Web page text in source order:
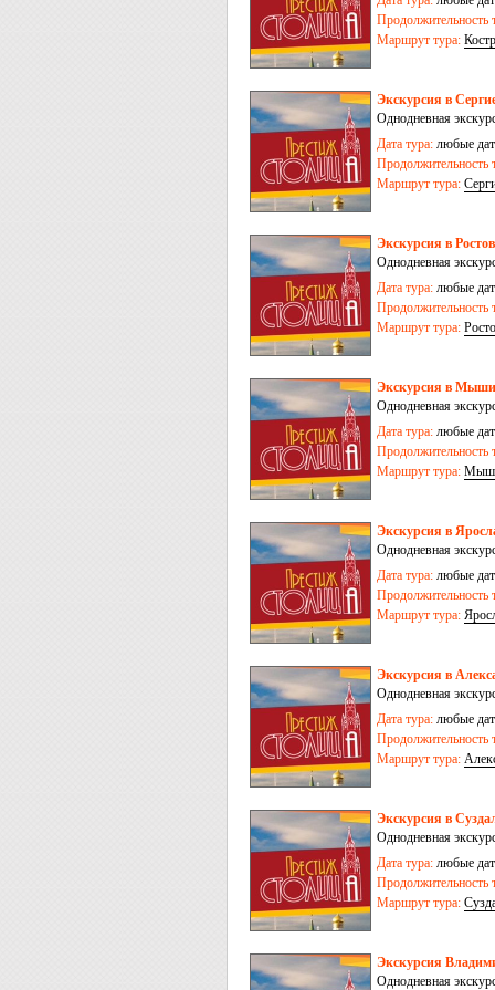
Продолжительность
Маршрут тура:
Экскурсия в
Однодневная
Дата тура: любые
Продолжительность
Маршрут тура:
Экскурсия в
Однодневная
Дата тура: любые
Продолжительность
Маршрут тура:
Экскурсия в
Однодневная
Дата тура: любые
Продолжительность
Маршрут тура:
Экскурсия в
Однодневная
Дата тура: любые
Продолжительность
Маршрут тура:
Экскурсия в
Однодневная
Дата тура: любые
Продолжительность
Маршрут тура:
Экскурсия в
Однодневная
Дата тура: любые
Продолжительность
Маршрут тура:
Экскурсия
Однодневная